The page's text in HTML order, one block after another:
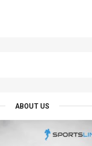
ABOUT US